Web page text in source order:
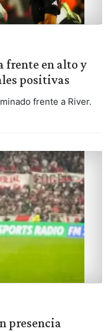
frente en alto y
positivas
frente a River.
presencia